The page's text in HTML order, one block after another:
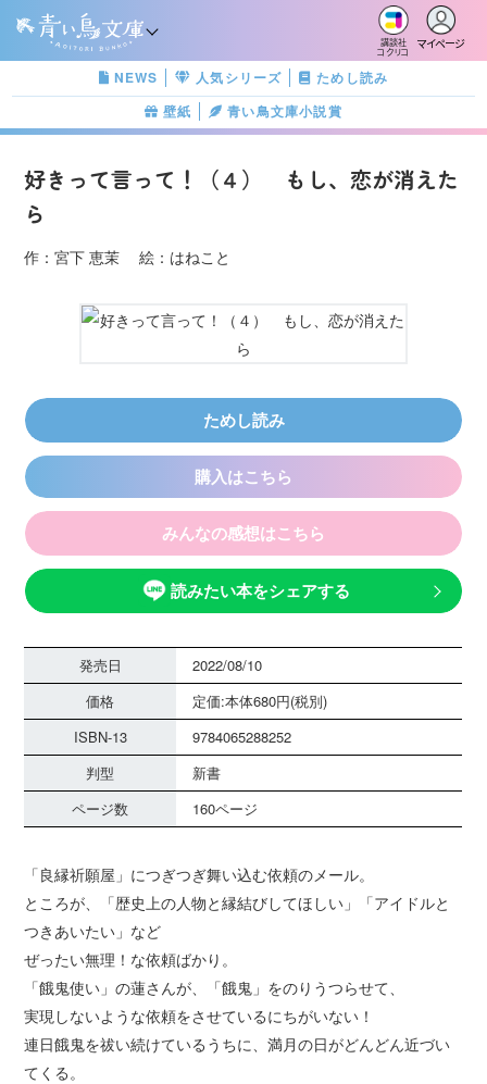
講談社
コクリコ
マイページ
NEWS 人気シリーズ
ためし読み
壁紙
青い鳥文庫小説賞
好きって言って！（４） もし、恋が消えた
ら
作：宮下 恵茉 絵：はねこと
ためし読み
購入はこちら
みんなの感想はこちら
読みたい本をシェアする
発売日
2022/08/10
価格
定価:本体680円(税別)
ISBN-13
9784065288252
判型
新書
ページ数
160ページ
「良縁祈願屋」につぎつぎ舞い込む依頼のメール。
ところが、「歴史上の人物と縁結びしてほしい」「アイドルと
つきあいたい」など
ぜったい無理！な依頼ばかり。
「餓鬼使い」の蓮さんが、「餓鬼」をのりうつらせて、
実現しないような依頼をさせているにちがいない！
連日餓鬼を祓い続けているうちに、満月の日がどんどん近づい
てくる。